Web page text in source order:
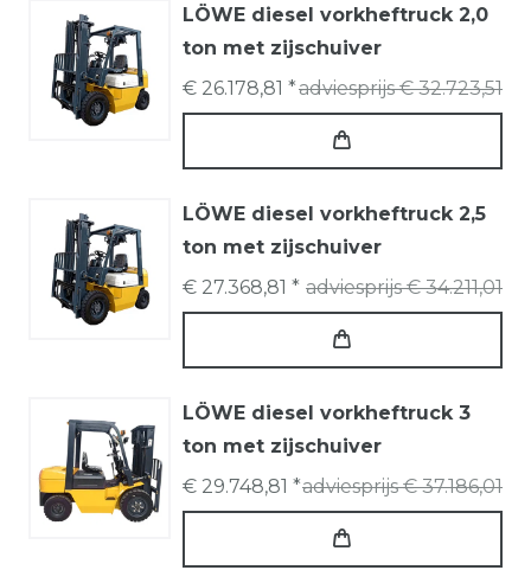
LÖWE diesel vorkheftruck 2,0
ton met zijschuiver
adviesprijs € 32.723,51
€ 26.178,81 *
LÖWE diesel vorkheftruck 2,5
ton met zijschuiver
adviesprijs € 34.211,01
€ 27.368,81 *
LÖWE diesel vorkheftruck 3
ton met zijschuiver
adviesprijs € 37.186,01
€ 29.748,81 *